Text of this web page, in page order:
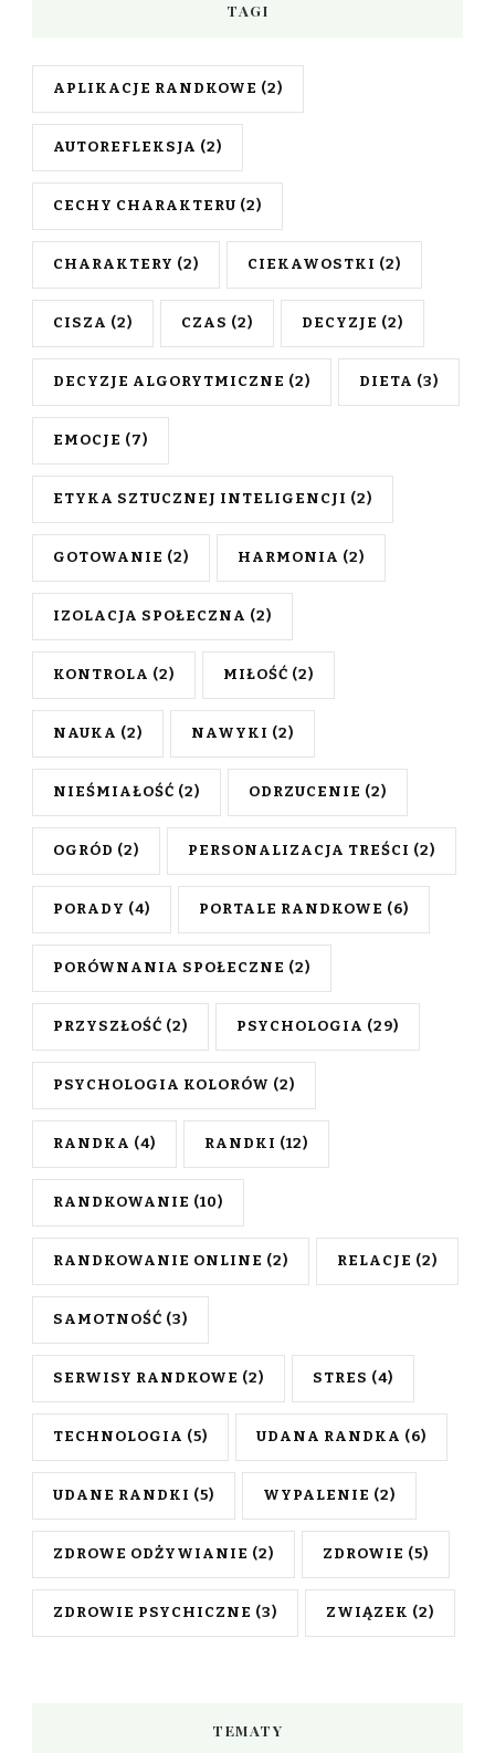
TAGI
APLIKACJE RANDKOWE (2)
AUTOREFLEKSJA (2)
CECHY CHARAKTERU (2)
CHARAKTERY (2) CIEKAWOSTKI (2)
CISZA (2) CZAS (2) DECYZJE (2)
DECYZJE ALGORYTMICZNE (2) DIETA (3)
EMOCJE (7)
ETYKA SZTUCZNEJ INTELIGENCJI (2)
GOTOWANIE (2) HARMONIA (2)
IZOLACJA SPOŁECZNA (2)
KONTROLA (2) MIŁOŚĆ (2)
NAUKA (2) NAWYKI (2)
NIEŚMIAŁOŚĆ (2) ODRZUCENIE (2)
OGRÓD (2) PERSONALIZACJA TREŚCI (2)
PORADY (4) PORTALE RANDKOWE (6)
PORÓWNANIA SPOŁECZNE (2)
PRZYSZŁOŚĆ (2) PSYCHOLOGIA (29)
PSYCHOLOGIA KOLORÓW (2)
RANDKA (4) RANDKI (12)
RANDKOWANIE (10)
RANDKOWANIE ONLINE (2) RELACJE (2)
SAMOTNOŚĆ (3)
SERWISY RANDKOWE (2) STRES (4)
TECHNOLOGIA (5) UDANA RANDKA (6)
UDANE RANDKI (5) WYPALENIE (2)
ZDROWE ODŻYWIANIE (2) ZDROWIE (5)
ZDROWIE PSYCHICZNE (3) ZWIĄZEK (2)
TEMATY